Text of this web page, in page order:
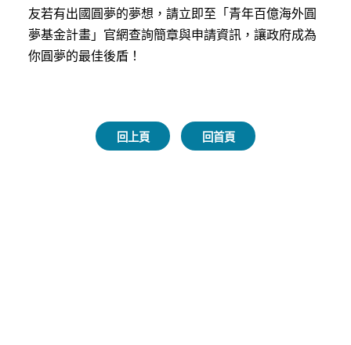
友若有出國圓夢的夢想，請立即至「青年百億海外圓
夢基金計畫」官網查詢簡章與申請資訊，讓政府成為
你圓夢的最佳後盾！
回上頁 回首頁